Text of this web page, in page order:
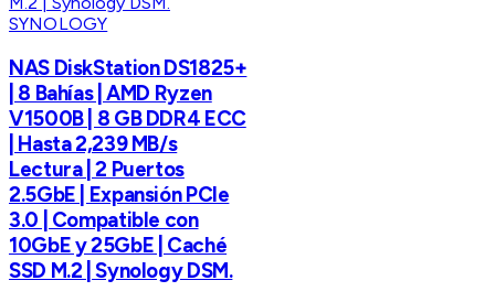
SYNOLOGY
NAS DiskStation DS1825+
| 8 Bahías | AMD Ryzen
V1500B | 8 GB DDR4 ECC
| Hasta 2,239 MB/s
Lectura | 2 Puertos
2.5GbE | Expansión PCIe
3.0 | Compatible con
10GbE y 25GbE | Caché
SSD M.2 | Synology DSM.